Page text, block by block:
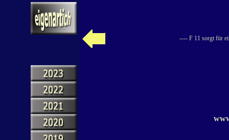
---- F 11 sorgt für